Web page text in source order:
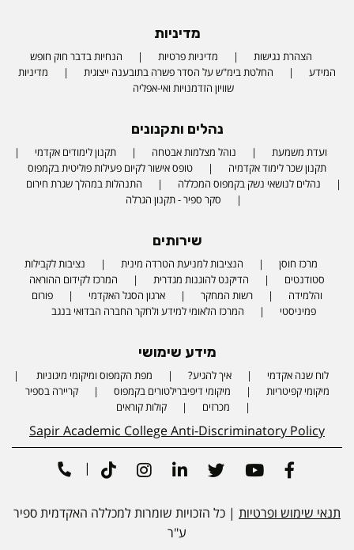
מדיניות
הצהרת נגישות מדיניות פרטיות
הנחיות בדבר חוק חופש
המידע
החלטת בימ"ש על הסדר פשרה בתובענה ייצוגית
מדיניות
שוויון הזדמנויות ואי-אפליה
נהלים ותקנונים
ועדת משמעת נוהל מצלמות אבטחה
תקנון לימודים אקדמי
תקנון שכר לימוד אקדמיה
טופס אישור לקיום פעילות פוליטית בקמפוס
נהלים לנושאי נשק בקמפוס המכללה
התנהלות במהלך שגרת חירום
סקר ספיר - תקנון הגרלה
שירותים
מרכז חוסן הנציבות למניעת הטרדה מינית
נציבות לקבילות
סטודנטים
הדיקנט להוגנות מגדרית
המרכז לקידום ההוראה
והלמידה
רשות המחקר ארגון הסגל האקדמי
פורום
פמיניסטי
המרכז הלאומי למידע ולחקר החברה הבדואי בנגב
מידע שימושי
לוח שנה אקדמי איך להגיע?
מפת הקמפוס ומיקומי מיגוניות
מיקומי קפיטריות
מיקומי דיפיברילטורים בקמפוס
קריירה בספיר
מכרזים
קולות קוראים
Sapir Academic College Anti-Discriminatory Policy
תנאי שימוש ופרטיות | כל הזכויות שומרות למכללה האקדמית ספיר
ע"ר
Facebook
Youtube
Twitter
Linkedin
Instagram
Tiktok
|
Phone number